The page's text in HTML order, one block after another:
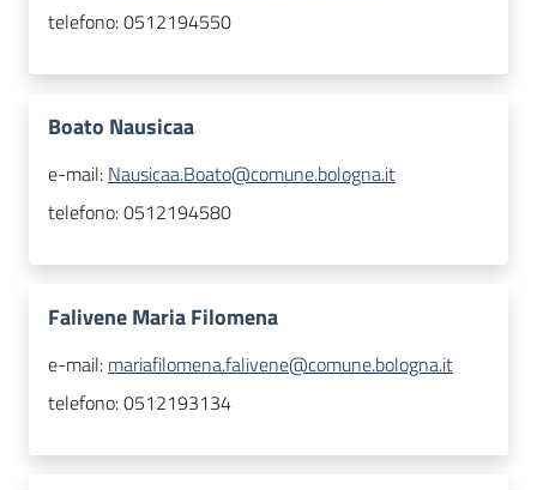
telefono:0512194550
Boato Nausicaa
e-mail: Nausicaa.Boato@comune.bologna.it
telefono:0512194580
Falivene Maria Filomena
e-mail: mariafilomena.falivene@comune.bologna.it
telefono:0512193134